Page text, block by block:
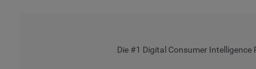
Die #1 Digital Consumer Intelligence